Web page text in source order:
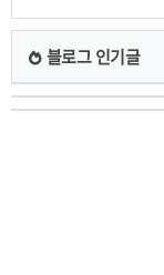
블로그 인기글